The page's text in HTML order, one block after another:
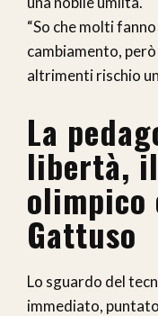
“So che molti
cambiamento,
altrimenti rischio
La
libertà,
olimpico
Gattuso
Lo sguardo del
immediato,